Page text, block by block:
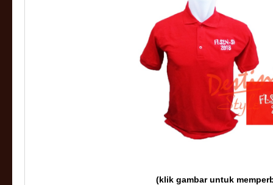
(klik gambar untuk